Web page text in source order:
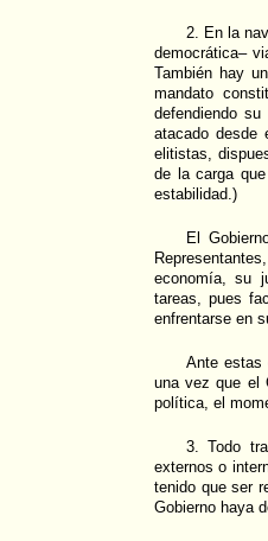
2. En la
democrática–
También hay
mandato
defendiendo
atacado desde
elitistas,
de la carga
estabilidad.)
El
economía, su
tareas, pues
enfrentarse en
Ante estas
una vez que el
política, el
3. Todo
externos o
tenido que ser
Gobierno haya